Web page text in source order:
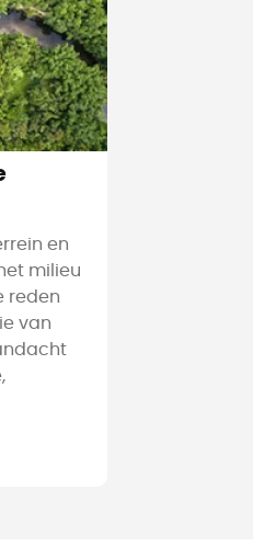
en
milieu
reden
van